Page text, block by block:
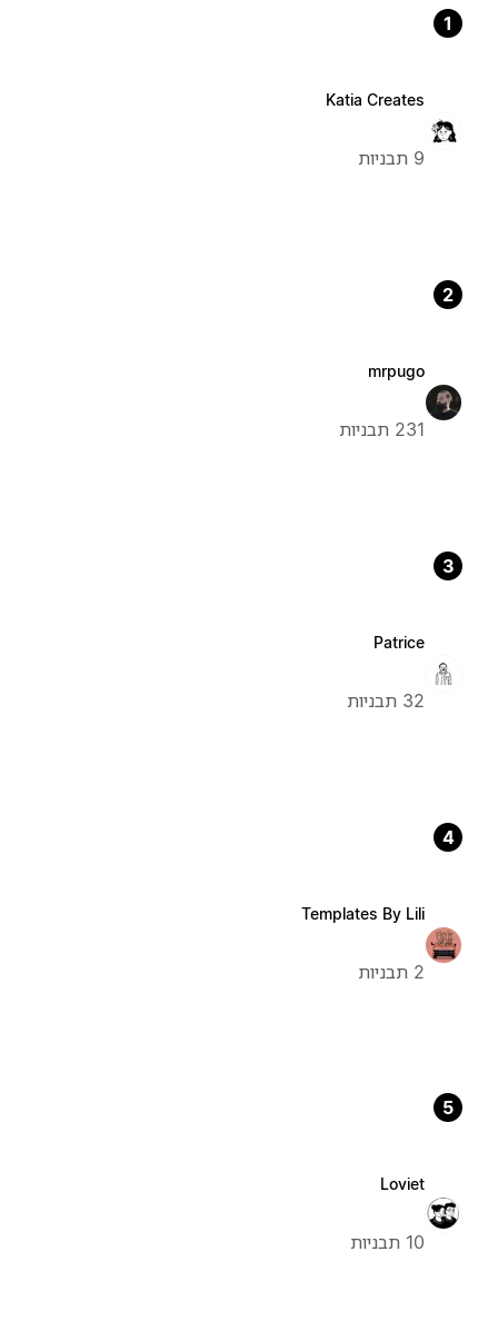
1
Katia Creates
9 תבניות
2
mrpugo
231 תבניות
3
Patrice
32 תבניות
4
Templates By Lili
2 תבניות
5
Loviet
10 תבניות